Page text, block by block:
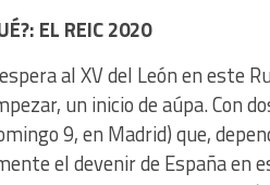
EL REIC 2020
al XV del León en este
un inicio de aúpa. Con
9, en Madrid) que,
el devenir de España en